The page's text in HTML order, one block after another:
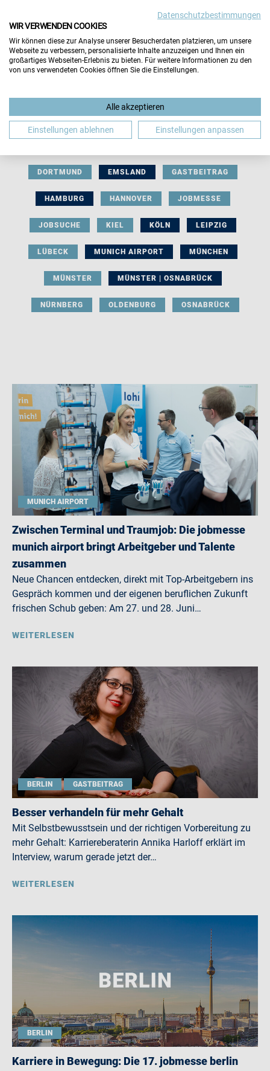
BERUFLICHE ORIENTIERUNG BEWERBUNG
DORTMUND EMSLAND GASTBEITRAG
HAMBURG HANNOVER JOBMESSE
JOBSUCHE KIEL KÖLN LEIPZIG
LÜBECK MUNICH AIRPORT MÜNCHEN
MÜNSTER MÜNSTER | OSNABRÜCK
NÜRNBERG OLDENBURG OSNABRÜCK
MUNICH AIRPORT
Zwischen Terminal und Traumjob: Die jobmesse
munich airport bringt Arbeitgeber und Talente
zusammen
Neue Chancen entdecken, direkt mit Top-Arbeitgebern ins
Gespräch kommen und der eigenen beruflichen Zukunft
frischen Schub geben: Am 27. und 28. Juni…
WEITERLESEN
BERLIN GASTBEITRAG
Besser verhandeln für mehr Gehalt
Mit Selbstbewusstsein und der richtigen Vorbereitung zu
mehr Gehalt: Karriereberaterin Annika Harloff erklärt im
Interview, warum gerade jetzt der…
WEITERLESEN
BERLIN
Karriere in Bewegung: Die 17. jobmesse berlin
Datenschutzbestimmungen
WIR VERWENDEN COOKIES
Wir können diese zur Analyse unserer Besucherdaten platzieren, um unsere
Webseite zu verbessern, personalisierte Inhalte anzuzeigen und Ihnen ein
großartiges Webseiten-Erlebnis zu bieten. Für weitere Informationen zu den
von uns verwendeten Cookies öffnen Sie die Einstellungen.
Alle akzeptieren
Einstellungen ablehnen Einstellungen anpassen